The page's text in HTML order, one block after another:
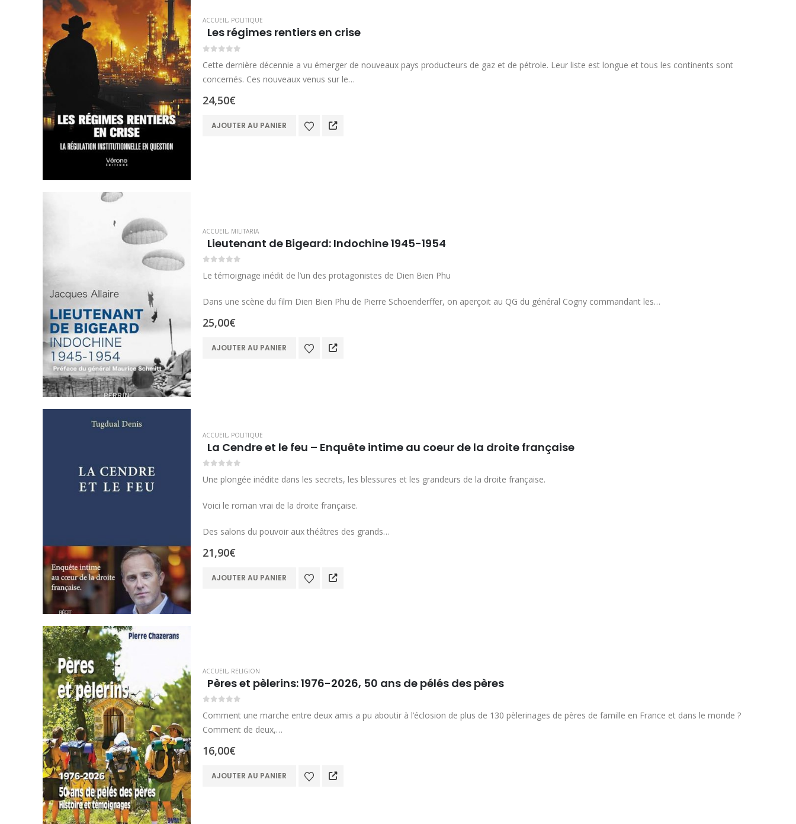
ACCUEIL, POLITIQUE
Les régimes rentiers en crise
Cette dernière décennie a vu émerger de nouveaux pays producteurs de gaz et de pétrole. Leur liste est longue et tous les continents sont
concernés. Ces nouveaux venus sur le…
24,50€
AJOUTER AU PANIER
ACCUEIL, MILITARIA
Lieutenant de Bigeard: Indochine 1945-1954
Le témoignage inédit de l’un des protagonistes de Dien Bien Phu
Dans une scène du film Dien Bien Phu de Pierre Schoenderffer, on aperçoit au QG du général Cogny commandant les…
25,00€
AJOUTER AU PANIER
ACCUEIL, POLITIQUE
La Cendre et le feu – Enquête intime au coeur de la droite française
Une plongée inédite dans les secrets, les blessures et les grandeurs de la droite française.
Voici le roman vrai de la droite française.
Des salons du pouvoir aux théâtres des grands…
21,90€
AJOUTER AU PANIER
ACCUEIL, RELIGION
Pères et pèlerins: 1976-2026, 50 ans de pélés des pères
Comment une marche entre deux amis a pu aboutir à l’éclosion de plus de 130 pèlerinages de pères de famille en France et dans le monde ?
Comment de deux,…
16,00€
AJOUTER AU PANIER